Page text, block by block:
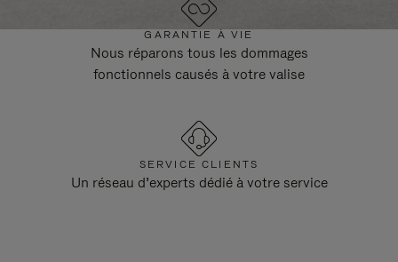
GARANTIE À VIE
Nous réparons tous les dommages
fonctionnels causés à votre valise
SERVICE CLIENTS
Un réseau d’experts dédié à votre service